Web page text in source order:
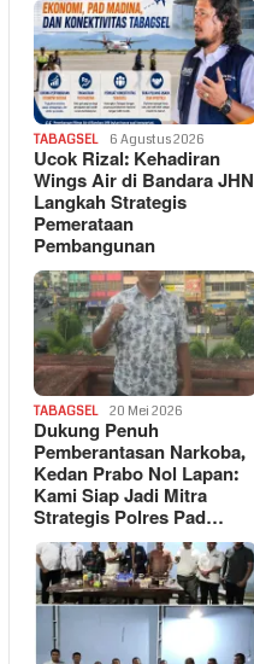
TABAGSEL 6 Agustus 2026
Ucok Rizal: Kehadiran
Wings Air di Bandara JHN
Langkah Strategis
Pemerataan
Pembangunan
TABAGSEL 20 Mei 2026
Dukung Penuh
Pemberantasan Narkoba,
Kedan Prabo Nol Lapan:
Kami Siap Jadi Mitra
Strategis Polres Pad…